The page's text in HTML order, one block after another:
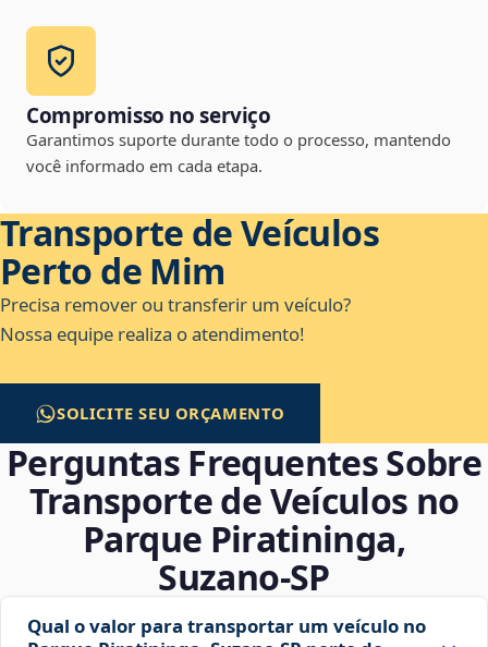
Compromisso no serviço
Garantimos suporte durante todo o processo, mantendo
você informado em cada etapa.
Transporte de Veículos
Perto de Mim
Precisa remover ou transferir um veículo?
Nossa equipe realiza o atendimento!
SOLICITE SEU ORÇAMENTO
Perguntas Frequentes Sobre
Transporte de Veículos no
Parque Piratininga,
Suzano‑SP
Qual o valor para transportar um veículo no